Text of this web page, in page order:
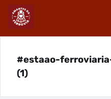
#estaao-
(1)